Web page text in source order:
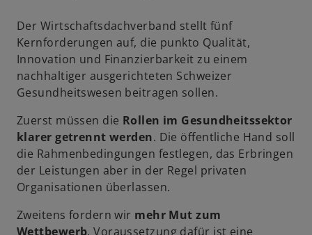
Der Wirtschaftsdachverband stellt fünf
Kernforderungen auf, die punkto Qualität,
Innovation und Finanzierbarkeit zu einem
nachhaltiger ausgerichteten Schweizer
Gesundheitswesen beitragen sollen.
Zuerst müssen die Rollen im Gesundheitssektor
klarer getrennt werden. Die öffentliche Hand soll
die Rahmenbedingungen festlegen, das Erbringen
der Leistungen aber in der Regel privaten
Organisationen überlassen.
Zweitens fordern wir mehr Mut zum
Wettbewerb. Voraussetzung dafür ist eine